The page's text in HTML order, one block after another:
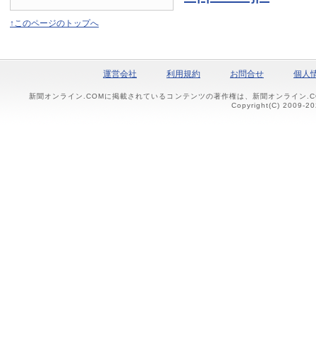
↑このページのトップへ
運営会社 利用規約 お問合せ 個人
新聞オンライン.COMに掲載されているコンテンツの著作権は、新聞オンライン
Copyright(C) 2009-